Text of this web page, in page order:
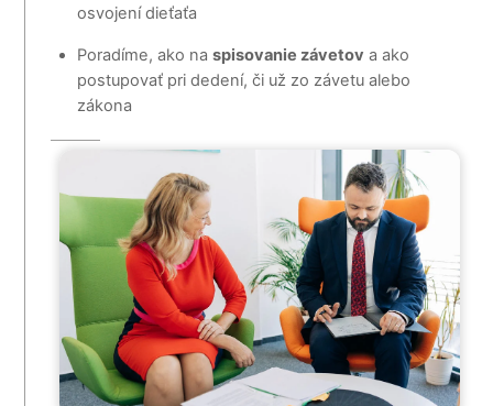
osvojení dieťaťa
Poradíme, ako na spisovanie závetov a ako
postupovať pri dedení, či už zo závetu alebo
zákona